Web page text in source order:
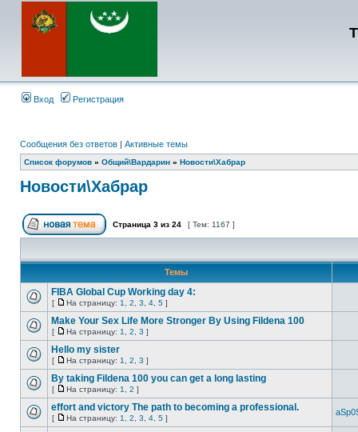
Вход Регистрация
Сообщения без ответов | Активные темы
Список форумов » Общий\Вардарин » Новости\Хабрар
Новости\Хабрар
Страница 3 из 24 [ Тем: 1167 ]
Темы
FIBA Global Cup Working day 4:
[ На страницу: 1 2 3 4 5 ]
Make Your Sex Life More Stronger By Using Fildena 100
[ На страницу: 1 2 3 ]
Hello my sister
[ На страницу: 1 2 3 ]
By taking Fildena 100 you can get a long lasting
[ На страницу: 1 2 ]
effort and victory The path to becoming a professional.
[ На страницу: 1 2 3 4 5 ]